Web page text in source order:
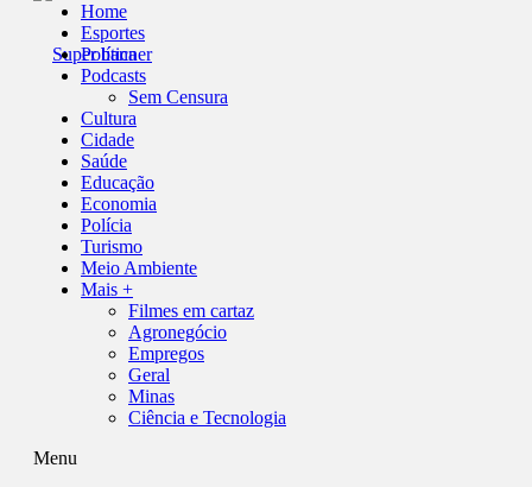
Home
Esportes
Política
Podcasts
Sem Censura
Cultura
Cidade
Saúde
Educação
Economia
Polícia
Turismo
Meio Ambiente
Mais +
Filmes em cartaz
Agronegócio
Empregos
Geral
Minas
Ciência e Tecnologia
Menu